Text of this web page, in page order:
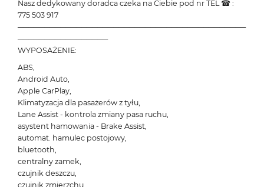
Nasz dedykowany doradca czeka na Ciebie pod nr TEL ☎ :
775 503 917
───────────────────────────────────────────
─────────────────
WYPOSAŻENIE:
ABS,
Android Auto,
Apple CarPlay,
Klimatyzacja dla pasażerów z tyłu,
Lane Assist - kontrola zmiany pasa ruchu,
asystent hamowania - Brake Assist,
automat. hamulec postojowy,
bluetooth,
centralny zamek,
czujnik deszczu,
czujnik zmierzchu,